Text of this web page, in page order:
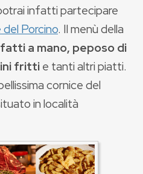
infatti partecipare
Porcino. Il menù della
a mano, peposo di
frittie tanti altri piatti.
cornice del
in località